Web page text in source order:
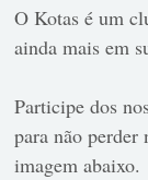
O Kotas é um
ainda mais em
Participe dos
para não
imagem abaixo.